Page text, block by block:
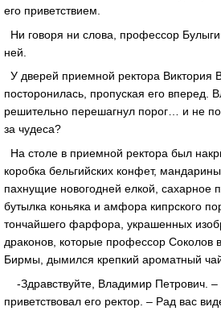
его приветствием.
Ни говоря ни слова, профессор
ней.
У дверей приемной ректора Виктория
посторонилась, пропуская его вперед.
решительно перешагнул порог… и не
за чудеса?
На столе в приемной ректора был
коробка бельгийских конфет,
пахнущие новогодней елкой, сахарное
бутылка коньяка и амфора кипрского
тончайшего фарфора, украшенных
драконов, которые профессор Соколов
Бирмы, дымился крепкий ароматный
-Здравствуйте, Владимир Петрович.
приветствовал его ректор. – Рад вас